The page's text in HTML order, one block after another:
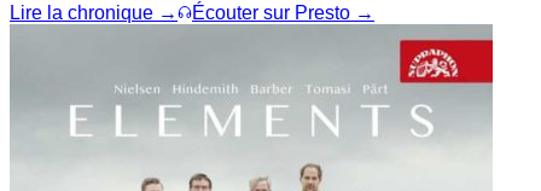
Lire la chronique →
Écouter sur Presto →